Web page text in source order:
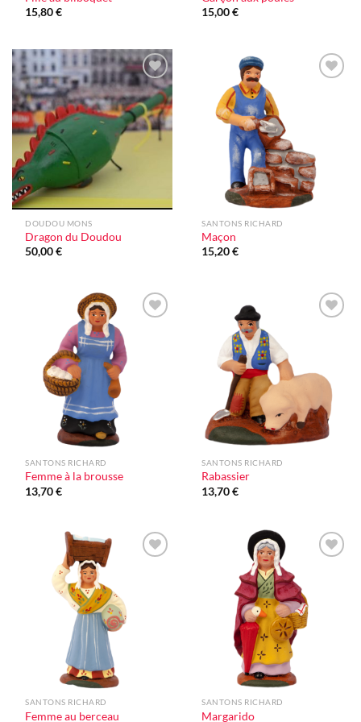
15,80€
15,00€
Ajouter
à la liste
d'envie
DOUDOU MONS
Dragon du Doudou
50,00€
SANTONS RICHARD
Maçon
15,20€
SANTONS RICHARD
Femme à la brousse
13,70€
SANTONS RICHARD
Rabassier
13,70€
SANTONS RICHARD
Femme au berceau
SANTONS RICHARD
Margarido